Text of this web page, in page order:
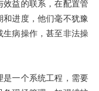
益的联系，在配置管
进度，他们毫不犹豫
生病操作，甚至非法操
是一个系统工程，需要